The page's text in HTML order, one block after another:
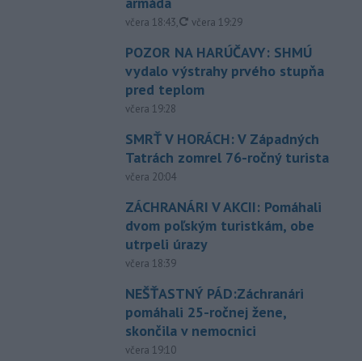
včera 18:43, aktualizované
včera 19:29
POZOR NA HARÚČAVY: SHMÚ
vydalo výstrahy prvého stupňa
pred teplom
včera 19:28
SMRŤ V HORÁCH: V Západných
Tatrách zomrel 76-ročný turista
včera 20:04
ZÁCHRANÁRI V AKCII: Pomáhali
dvom poľským turistkám, obe
utrpeli úrazy
včera 18:39
NEŠŤASTNÝ PÁD:Záchranári
pomáhali 25-ročnej žene,
skončila v nemocnici
včera 19:10